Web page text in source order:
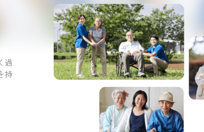
過
持